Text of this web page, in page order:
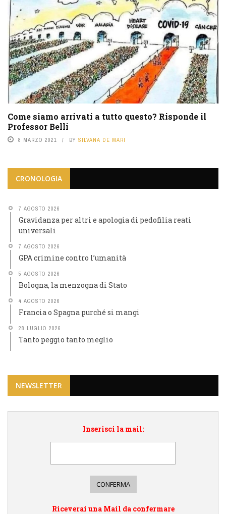
Come siamo arrivati a tutto questo? Risponde il
Professor Belli
8 MARZO 2021 BY SILVANA DE MARI
CRONOLOGIA
7 AGOSTO 2026
Gravidanza per altri e apologia di pedofilia reati
universali
7 AGOSTO 2026
GPA crimine contro l’umanità
5 AGOSTO 2026
Bologna, la menzogna di Stato
4 AGOSTO 2026
Francia o Spagna purché si mangi
28 LUGLIO 2026
Tanto peggio tanto meglio
NEWSLETTER
Inserisci la mail:
Riceverai una Mail da confermare